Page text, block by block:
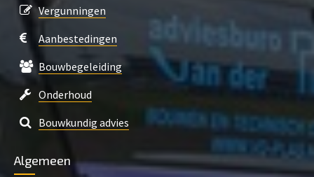
Vergunningen
Aanbestedingen
Bouwbegeleiding
Onderhoud
Bouwkundig advies
Algemeen